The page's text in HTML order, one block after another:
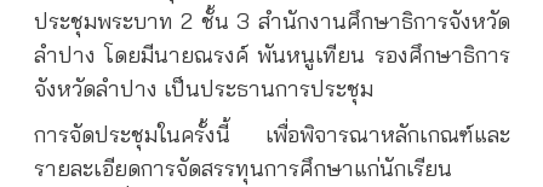
ประชุมพระบาท 2 ชั้น 3 สำนักงานศึกษาธิการจังหวัด
ลำปาง โดยมีนายณรงค์ พันหนูเทียน รองศึกษาธิการ
จังหวัดลำปาง เป็นประธานการประชุม
การจัดประชุมในครั้งนี้ เพื่อพิจารณาหลักเกณฑ์และ
รายละเอียดการจัดสรรทุนการศึกษาแก่นักเรียน